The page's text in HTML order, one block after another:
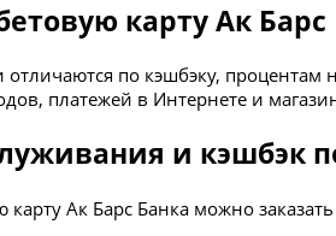
карту Ак
по кэшбэку,
платежей в Интернете и
и кэшбэк
карту Ак Барс Банка можно